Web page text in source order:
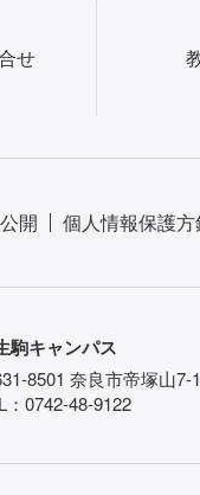
せ
開 個人情報保護方
駒キャンパス
8501 奈良市帝塚山7-
：0742-48-9122